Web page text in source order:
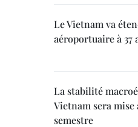
Le Vietnam va
aéroportuaire à 37
La stabilité
Vietnam sera mise
semestre